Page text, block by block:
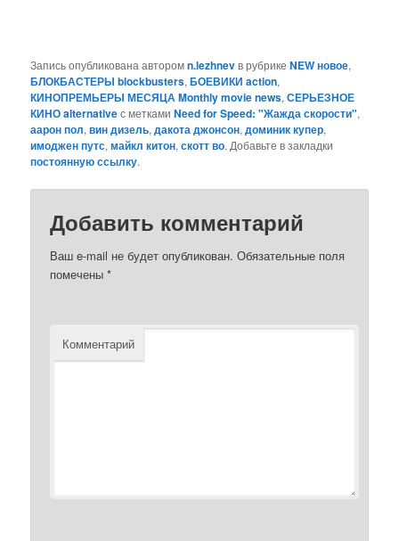
Запись опубликована авторомn.lezhnevв рубрикеNEW новое,
БЛОКБАСТЕРЫ blockbusters,БОЕВИКИ action,
КИНОПРЕМЬЕРЫ МЕСЯЦА Monthly movie news,СЕРЬЕЗНОЕ
КИНО alternativeс меткамиNeed for Speed: "Жажда скорости",
аарон пол,вин дизель,дакота джонсон,доминик купер,
имоджен путс,майкл китон,скотт во. Добавьте в закладки
постоянную ссылку.
Добавить комментарий
Ваш e-mail не будет опубликован. Обязательные поля
помечены*
Комментарий